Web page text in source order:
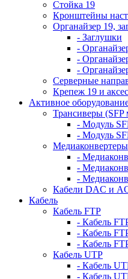
Стойка 19
Кронштейны
Органайзер 19,
- Заглушки
-
-
-
Серверные
Крепеж 19 и
Активное
Трансиверы (SFP
- Модуль
- Модуль
Медиаконвертеры
-
-
-
Кабели DAC и
Кабель
Кабель FTP
- Кабель
- Кабель
- Кабель
Кабель UTP
- Кабель
- Кабель